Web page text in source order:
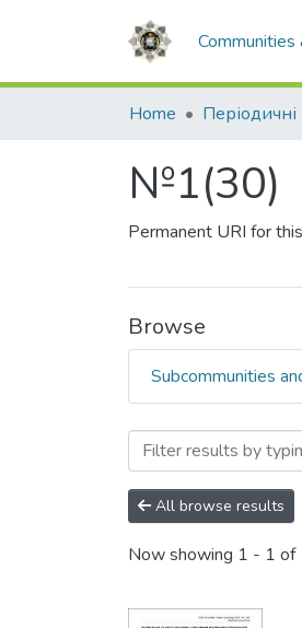
Communities
Home
№1(30)
Permanent URI for
Browse
Subcommunities
Browsing
All browse results
Now showing 1 - 1 of